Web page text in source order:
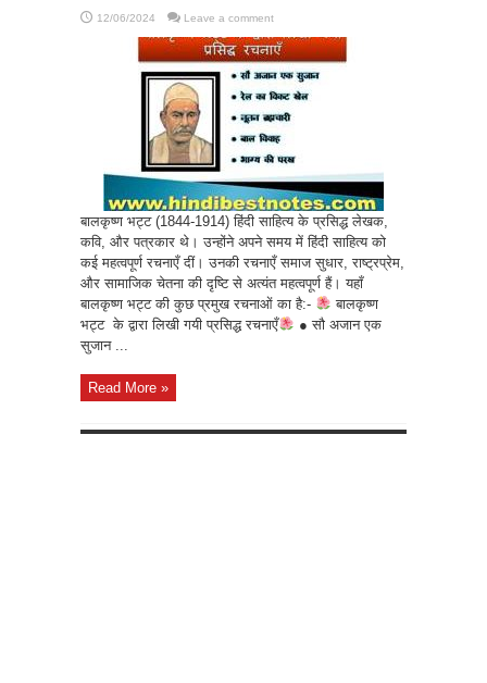
12/06/2024 Leave a comment
बालकृष्ण भट्ट (1844-1914) हिंदी साहित्य के प्रसिद्ध लेखक,
कवि, और पत्रकार थे। उन्होंने अपने समय में हिंदी साहित्य को
कई महत्वपूर्ण रचनाएँ दीं। उनकी रचनाएँ समाज सुधार, राष्ट्रप्रेम,
और सामाजिक चेतना की दृष्टि से अत्यंत महत्वपूर्ण हैं। यहाँ
बालकृष्ण भट्ट की कुछ प्रमुख रचनाओं का है:-
बालकृष्ण
भट्ट के द्वारा लिखी गयी प्रसिद्ध रचनाएँ
● सौ अजान एक
सुजान ...
Read More »